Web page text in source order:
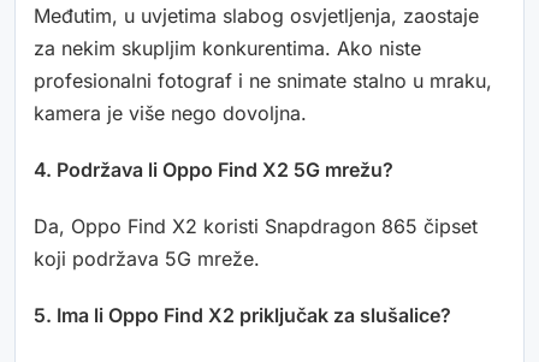
Međutim, u uvjetima slabog osvjetljenja, zaostaje
za nekim skupljim konkurentima. Ako niste
profesionalni fotograf i ne snimate stalno u mraku,
kamera je više nego dovoljna.
4. Podržava li Oppo Find X2 5G mrežu?
Da, Oppo Find X2 koristi Snapdragon 865 čipset
koji podržava 5G mreže.
5. Ima li Oppo Find X2 priključak za slušalice?